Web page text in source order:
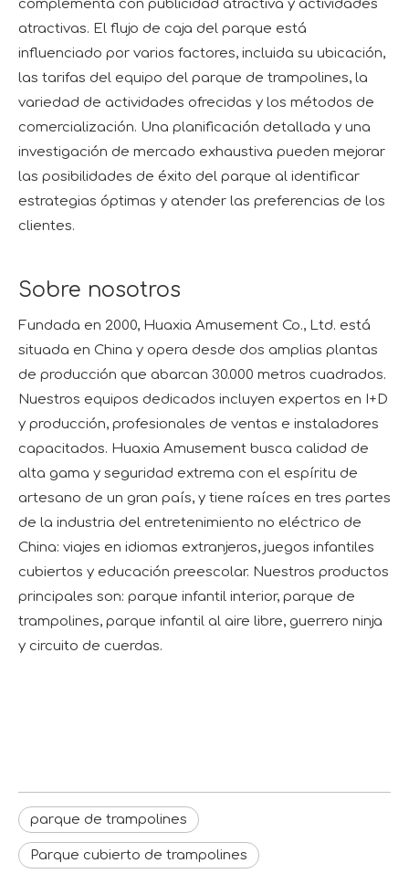
complementa con publicidad atractiva y actividades
atractivas. El flujo de caja del parque está
influenciado por varios factores, incluida su ubicación,
las tarifas del equipo del parque de trampolines, la
variedad de actividades ofrecidas y los métodos de
comercialización. Una planificación detallada y una
investigación de mercado exhaustiva pueden mejorar
las posibilidades de éxito del parque al identificar
estrategias óptimas y atender las preferencias de los
clientes.
Sobre nosotros
Fundada en 2000, Huaxia Amusement Co., Ltd. está
situada en China y opera desde dos amplias plantas
de producción que abarcan 30.000 metros cuadrados.
Nuestros equipos dedicados incluyen expertos en I+D
y producción, profesionales de ventas e instaladores
capacitados. Huaxia Amusement busca calidad de
alta gama y seguridad extrema con el espíritu de
artesano de un gran país, y tiene raíces en tres partes
de la industria del entretenimiento no eléctrico de
China: viajes en idiomas extranjeros, juegos infantiles
cubiertos y educación preescolar. Nuestros productos
principales son: parque infantil interior, parque de
trampolines, parque infantil al aire libre, guerrero ninja
y circuito de cuerdas.
parque de trampolines
Parque cubierto de trampolines